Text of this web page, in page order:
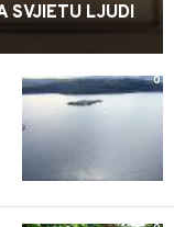
SVJIETU LJUDI
0